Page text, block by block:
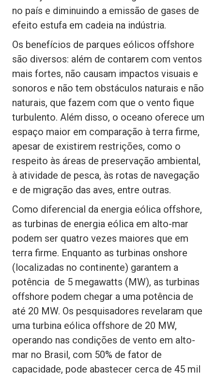
no país e diminuindo a emissão de gases de
efeito estufa em cadeia na indústria.
Os benefícios de parques eólicos offshore
são diversos: além de contarem com ventos
mais fortes, não causam impactos visuais e
sonoros e não tem obstáculos naturais e não
naturais, que fazem com que o vento fique
turbulento. Além disso, o oceano oferece um
espaço maior em comparação à terra firme,
apesar de existirem restrições, como o
respeito às áreas de preservação ambiental,
à atividade de pesca, às rotas de navegação
e de migração das aves, entre outras.
Como diferencial da energia eólica offshore,
as turbinas de energia eólica em alto-mar
podem ser quatro vezes maiores que em
terra firme. Enquanto as turbinas onshore
(localizadas no continente) garantem a
potência de 5 megawatts (MW), as turbinas
offshore podem chegar a uma potência de
até 20 MW. Os pesquisadores revelaram que
uma turbina eólica offshore de 20 MW,
operando nas condições de vento em alto-
mar no Brasil, com 50% de fator de
capacidade, pode abastecer cerca de 45 mil